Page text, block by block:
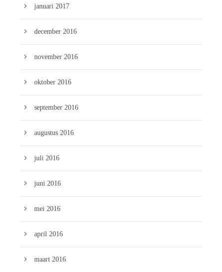
januari 2017
december 2016
november 2016
oktober 2016
september 2016
augustus 2016
juli 2016
juni 2016
mei 2016
april 2016
maart 2016